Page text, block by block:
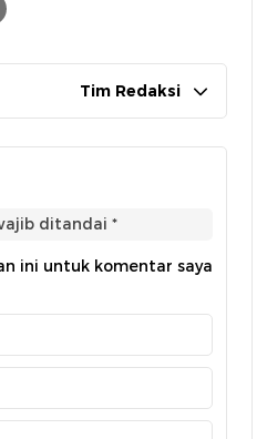
Tim Redaksi
ditandai *
ini untuk komentar saya